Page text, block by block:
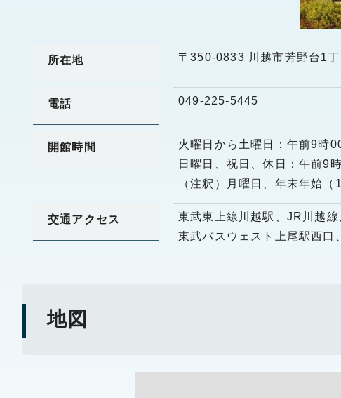
所在地 〒350-0833 川越市芳野台1
電話 049-225-5445
開館時間
火曜日から土曜日：午前9時
日曜日、祝日、休日：午前9
（注釈）月曜日、年末年始
交通アクセス
東武東上線川越駅、JR川越
東武バスウェスト上尾駅西口
地図